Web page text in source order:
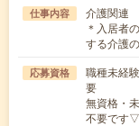
仕事内容
介護関連
＊入居者
する介護
応募資格
職種未経
要
無資格・
不要です